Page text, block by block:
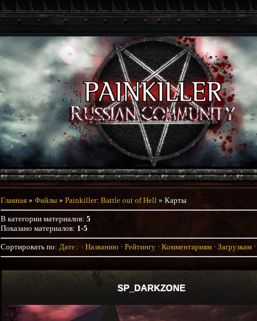
Главная » Файлы » Painkiller: Battle out of Hell » Карты
В категории материалов: 5
Показано материалов: 1-5
Сортировать по: Дате · Названию · Рейтингу · Комментариям · Загрузкам ·
SP_DARKZONE